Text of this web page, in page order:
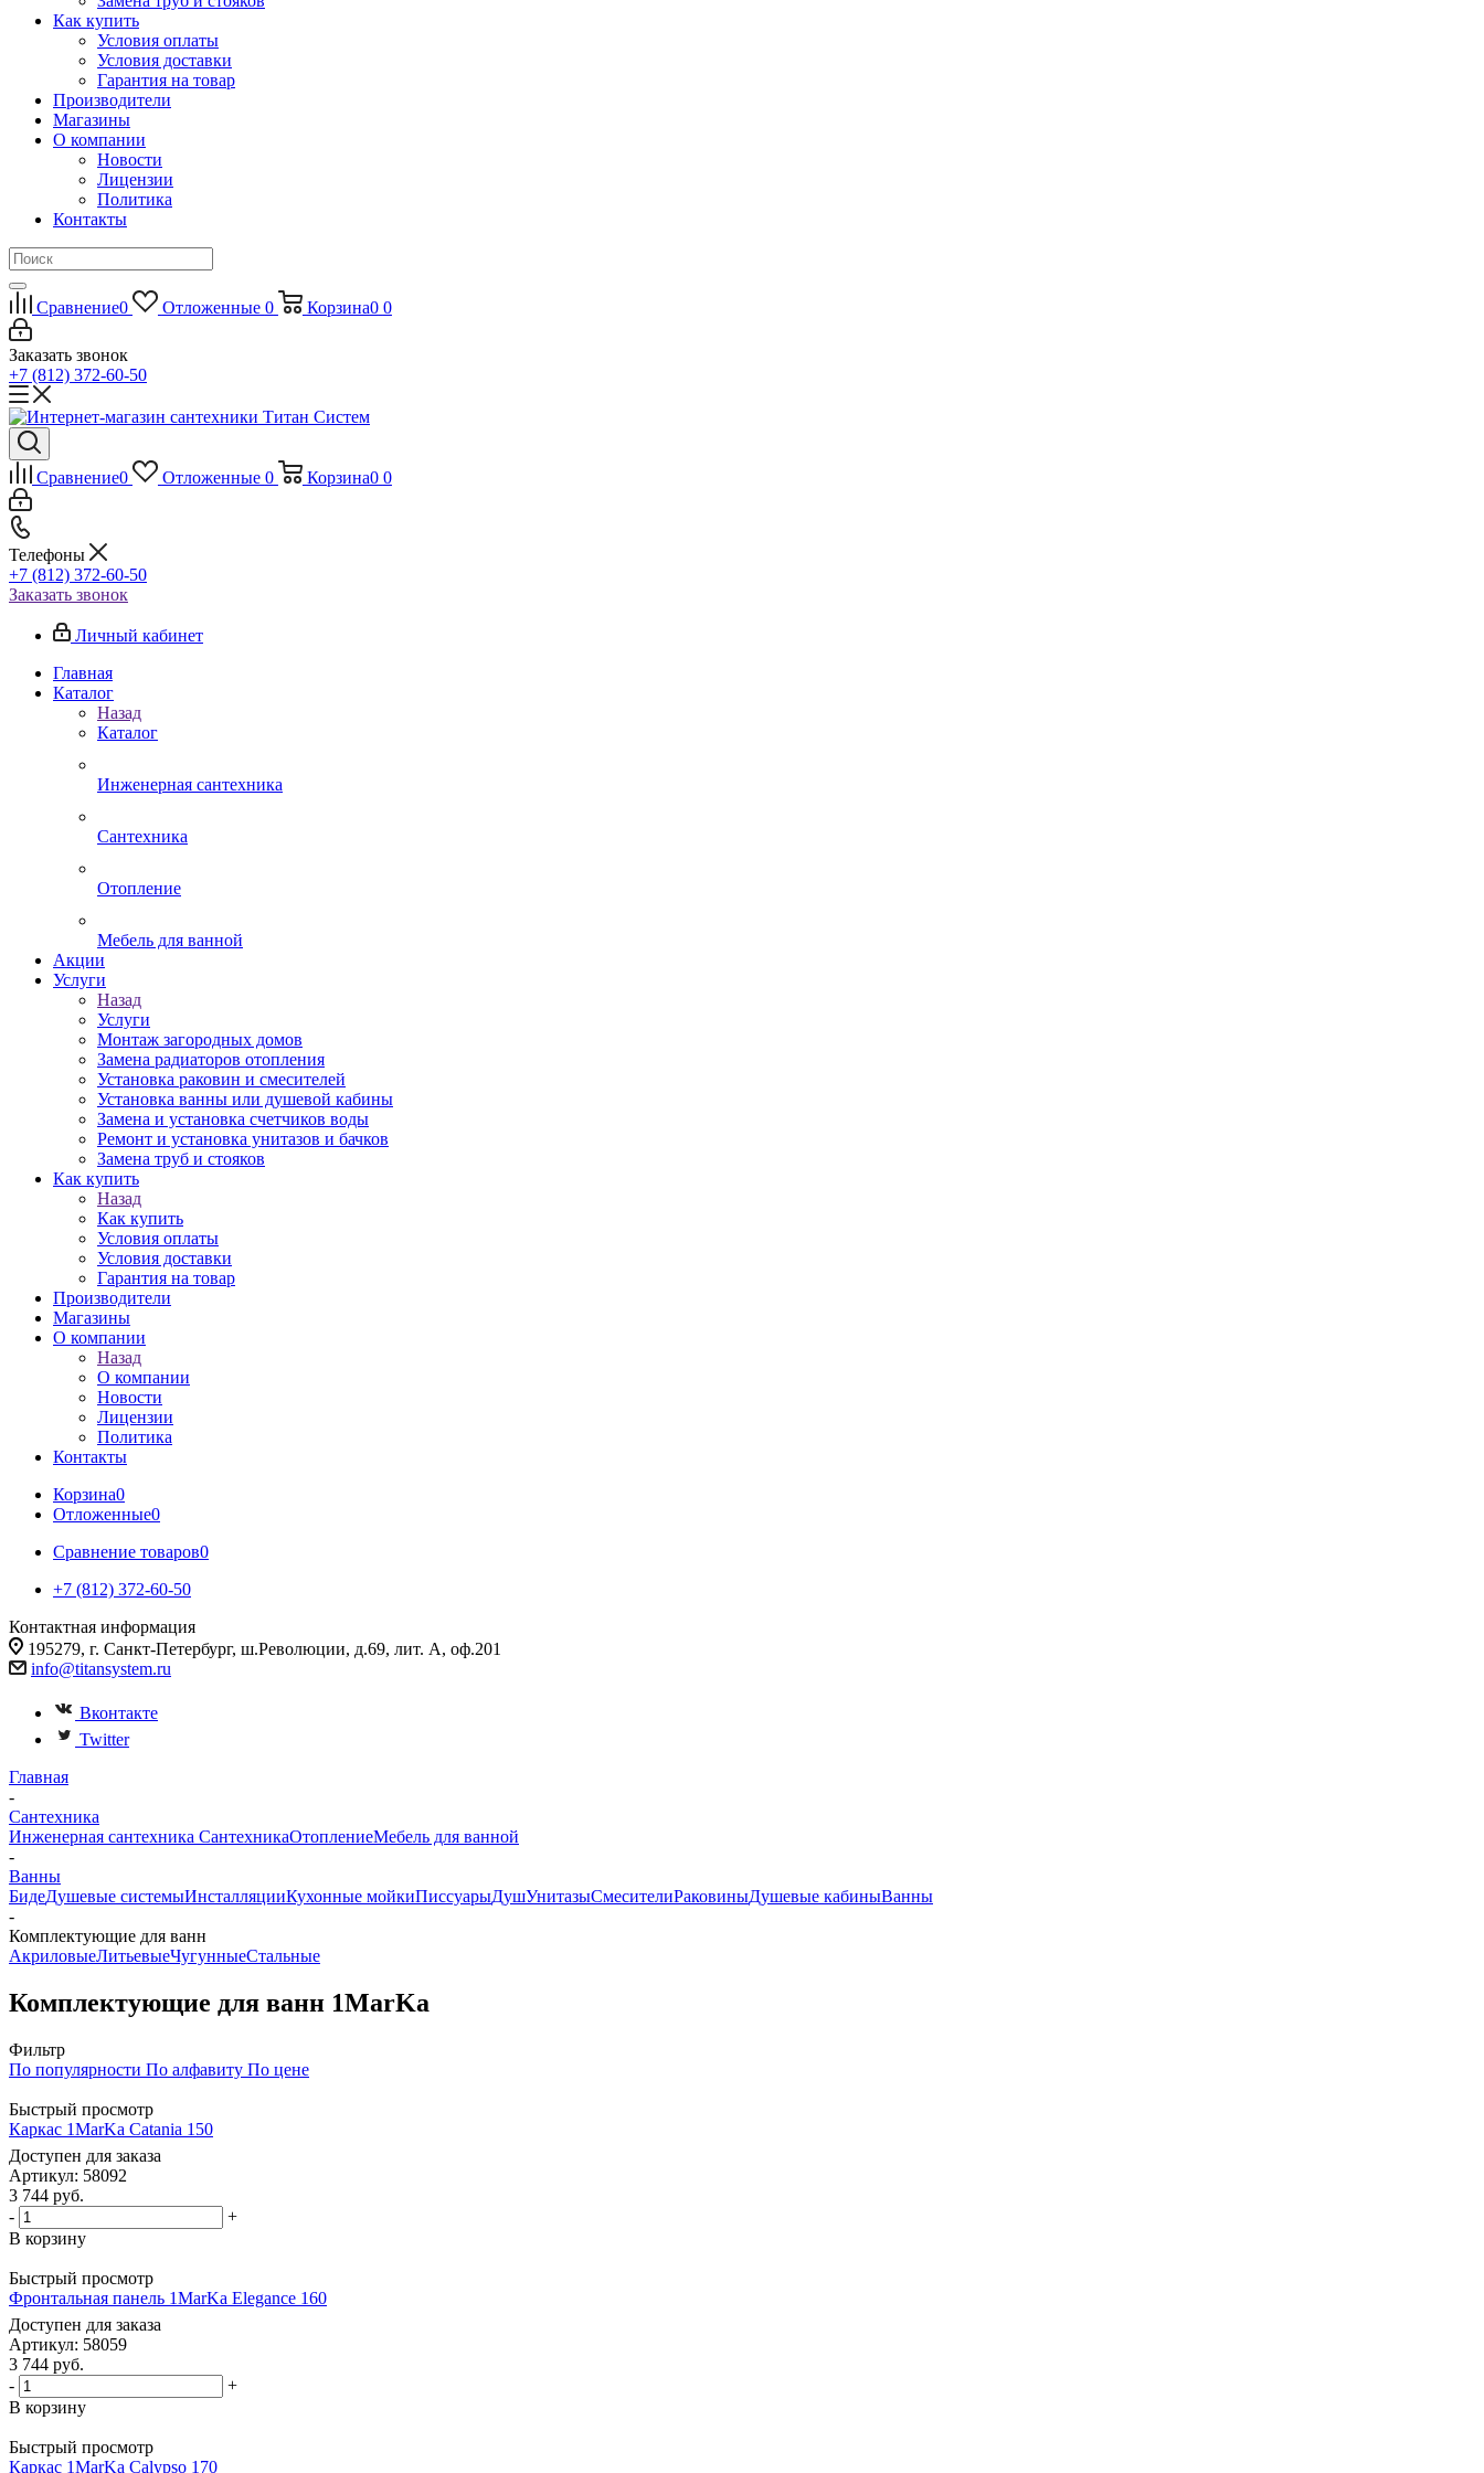
Как купить
Условия оплаты
Условия доставки
Гарантия на товар
Производители
Магазины
О компании
Новости
Лицензии
Политика
Контакты
Сравнение0 Отложенные 0 Корзина0 0
Заказать звонок
+7 (812) 372-60-50
Сравнение0 Отложенные 0 Корзина0 0
Телефоны
+7 (812) 372-60-50
Заказать звонок
Личный кабинет
Главная
Каталог
Назад
Каталог
Инженерная сантехника
Сантехника
Отопление
Мебель для ванной
Акции
Услуги
Назад
Услуги
Монтаж загородных домов
Замена радиаторов отопления
Установка раковин и смесителей
Установка ванны или душевой кабины
Замена и установка счетчиков воды
Ремонт и установка унитазов и бачков
Замена труб и стояков
Как купить
Назад
Как купить
Условия оплаты
Условия доставки
Гарантия на товар
Производители
Магазины
О компании
Назад
О компании
Новости
Лицензии
Политика
Контакты
Корзина0
Отложенные0
Сравнение товаров0
+7 (812) 372-60-50
Контактная информация
195279, г. Санкт-Петербург, ш.Революции, д.69, лит. А, оф.201
info@titansystem.ru
Вконтакте
Twitter
Главная
-
Сантехника
Инженерная сантехника СантехникаОтоплениеМебель для ванной
-
Ванны
БидеДушевые системыИнсталляцииКухонные мойкиПиссуарыДушУнитазыСмесителиРаковиныДушевые кабиныВанны
-
Комплектующие для ванн
АкриловыеЛитьевыеЧугунныеСтальные
Комплектующие для ванн 1MarKa
Фильтр
По популярности По алфавиту По цене
Быстрый просмотр
Каркас 1MarKa Catania 150
Доступен для заказа
Артикул: 58092
3 744 руб.
-
+
В корзину
Быстрый просмотр
Фронтальная панель 1MarKa Elegance 160
Доступен для заказа
Артикул: 58059
3 744 руб.
-
+
В корзину
Быстрый просмотр
Каркас 1MarKa Calypso 170